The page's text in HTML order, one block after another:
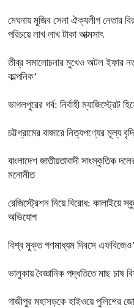
মেঘনায় মুজিব সেনা ঐক্যলীগ নেতার
পরিচয়ে লাখ লাখ টাকা আত্মসাৎ
তীব্র সমালোচনার মুখেও অটল ইফার
কাল্পনিক’
ভাগলপুরের গর্ব: নির্বাহী ম্যাজিস্ট্রেট
চট্টগ্রামের বাজারে নিত্যপণ্যের মূল্য
বাংলাদেশ জাতীয়তাবাদী সাংস্কৃতিক
মনোনীত
রেজিস্ট্রেশন নিয়ে বিরোধ: কালাইয়ে
অভিযোগ
বিশ্ব মুক্ত গণমাধ্যম দিবসে
ভালুকায় বৈজ্ঞানিক পদ্ধতিতে মাছ চাষ
গাজীপুর মহাসড়কে হাইওয়ে পুলিশের